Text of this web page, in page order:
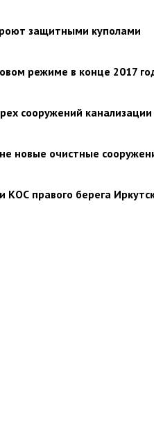
защитными куполами
режиме в конце 2017
сооружений
новые очистные
КОС правого берега